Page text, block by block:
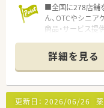
■全国に278店舗
ん、OTCやシニア
商品・サービス提
＜希少なOTC販
■未経験の方も相
■年中無休の店舗
憩中やお仕事終
詳細を見る
更新日： 2026/06/26